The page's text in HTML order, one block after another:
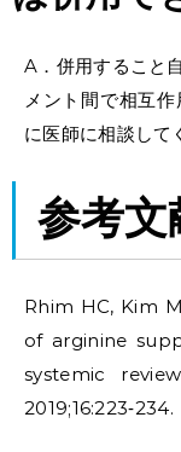
A．併用すること
メント間で相互
に医師に相談して
参考文
Rhim HC, Kim
of arginine
systemic
2019;16:223‑234.